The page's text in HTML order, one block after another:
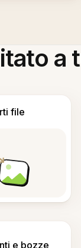
a
file
e bozze